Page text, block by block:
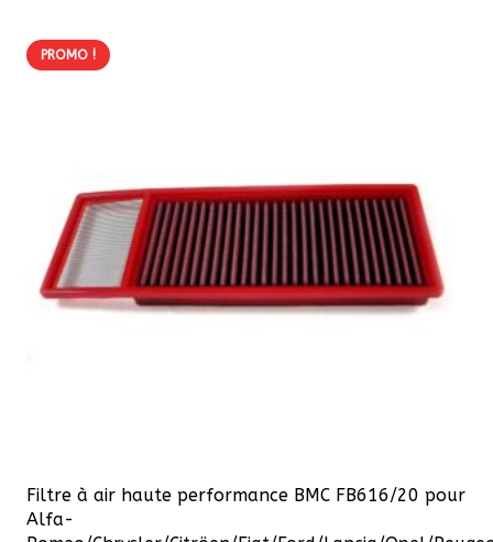
PROMO !
Filtre à air haute performance BMC FB616/20 pour
Alfa-